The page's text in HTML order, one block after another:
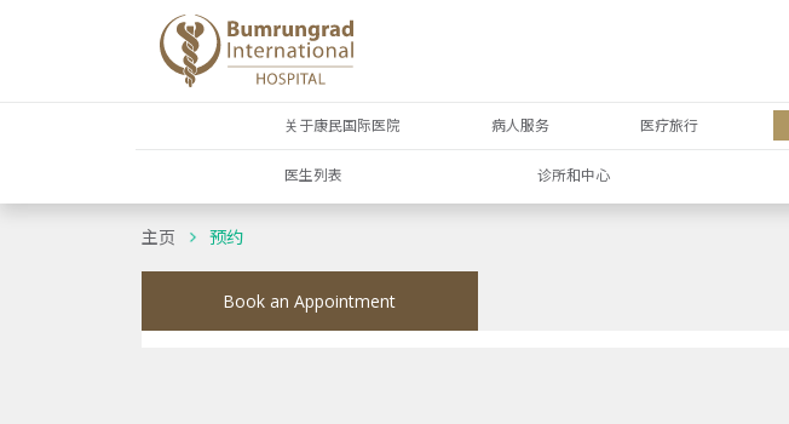
关于康民国际医院 病人服务 医疗旅行
医生列表 诊所和中心
主页 预约
Book an Appointment